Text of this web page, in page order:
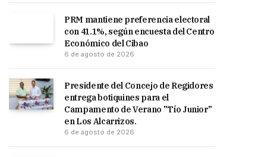
PRM mantiene preferencia electoral
con 41.1%, según encuesta del Centro
Económico del Cibao
6 de agosto de 2026
Presidente del Concejo de Regidores
entrega botiquines para el
Campamento de Verano "Tío Junior"
en Los Alcarrizos.
6 de agosto de 2026